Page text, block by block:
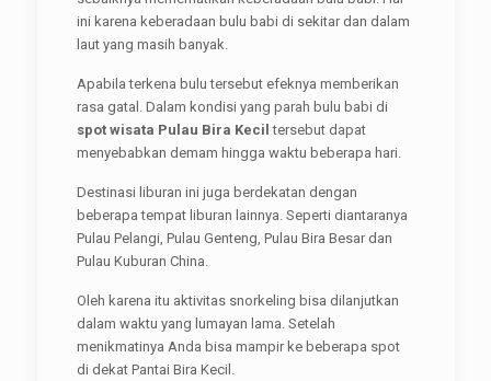
ini karena keberadaan bulu babi di sekitar dan dalam
laut yang masih banyak.
Apabila terkena bulu tersebut efeknya memberikan
rasa gatal. Dalam kondisi yang parah bulu babi di
spot wisata Pulau Bira Kecil tersebut dapat
menyebabkan demam hingga waktu beberapa hari.
Destinasi liburan ini juga berdekatan dengan
beberapa tempat liburan lainnya. Seperti diantaranya
Pulau Pelangi, Pulau Genteng, Pulau Bira Besar dan
Pulau Kuburan China.
Oleh karena itu aktivitas snorkeling bisa dilanjutkan
dalam waktu yang lumayan lama. Setelah
menikmatinya Anda bisa mampir ke beberapa spot
di dekat Pantai Bira Kecil.